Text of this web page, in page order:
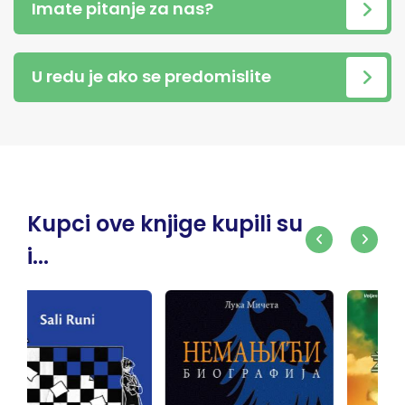
Imate pitanje za nas?
U redu je ako se predomislite
Kupci ove knjige kupili su
i...